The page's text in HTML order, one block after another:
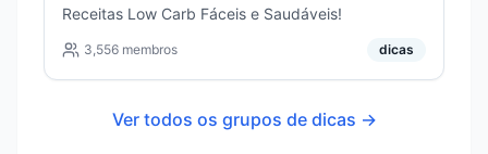
Receitas Low Carb Fáceis e Saudáveis!
3,556 membros dicas
Ver todos os grupos de dicas →